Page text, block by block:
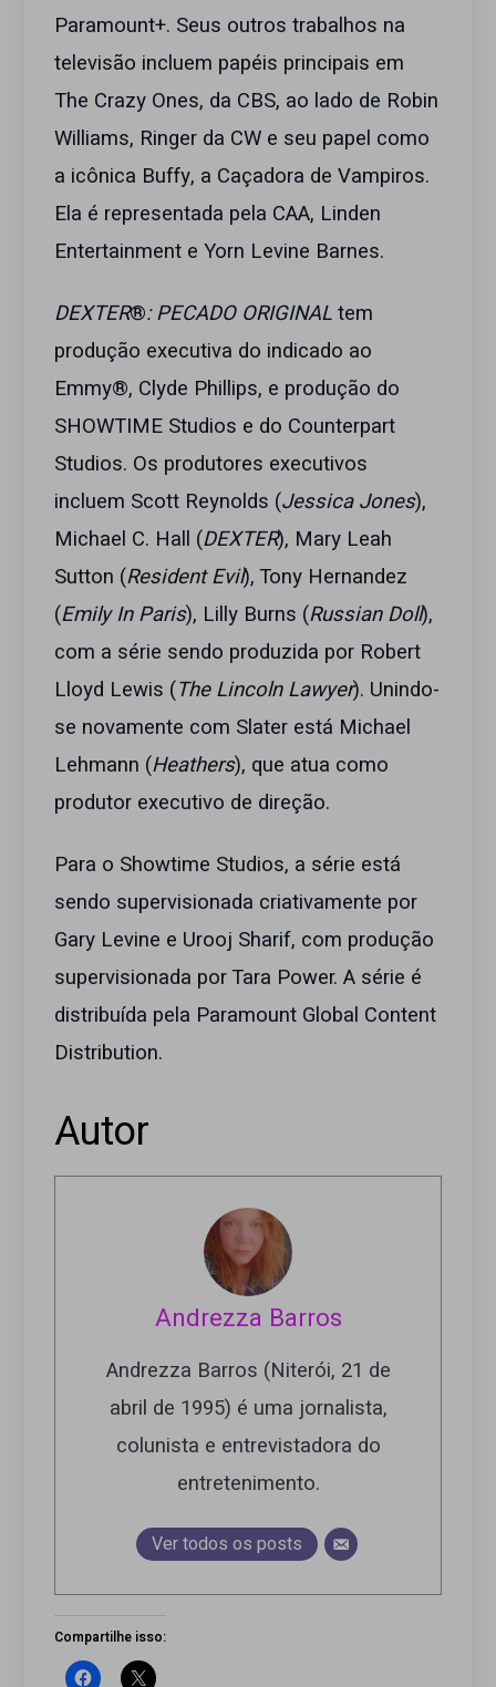
Paramount+. Seus outros trabalhos na
televisão incluem papéis principais em
The Crazy Ones, da CBS, ao lado de Robin
Williams, Ringer da CW e seu papel como
a icônica Buffy, a Caçadora de Vampiros.
Ela é representada pela CAA, Linden
Entertainment e Yorn Levine Barnes.
DEXTER®: PECADO ORIGINALtem
produção executiva do indicado ao
Emmy®, Clyde Phillips, e produção do
SHOWTIME Studios e do Counterpart
Studios. Os produtores executivos
incluem Scott Reynolds (Jessica Jones),
Michael C. Hall (DEXTER), Mary Leah
Sutton (Resident Evil), Tony Hernandez
(Emily In Paris), Lilly Burns (Russian Doll),
com a série sendo produzida por Robert
Lloyd Lewis (The Lincoln Lawyer). Unindo-
se novamente com Slater está Michael
Lehmann (Heathers), que atua como
produtor executivo de direção.
Para o Showtime Studios, a série está
sendo supervisionada criativamente por
Gary Levine e Urooj Sharif, com produção
supervisionada por Tara Power. A série é
distribuída pela Paramount Global Content
Distribution.
Autor
Andrezza Barros
Andrezza Barros (Niterói, 21 de
abril de 1995) é uma jornalista,
colunista e entrevistadora do
entretenimento.
Ver todos os posts
Compartilhe isso: